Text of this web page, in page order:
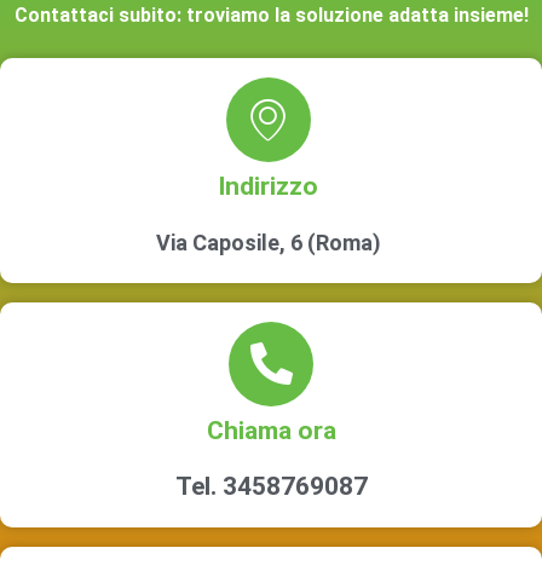
Contattaci subito: troviamo la soluzione adatta insieme!
Indirizzo
Via Caposile, 6 (Roma)
Chiama ora
Tel. 3458769087